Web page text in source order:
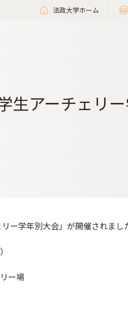
法政大学ホーム
生アーチェリ
ー学年別大会」が開催されまし
ー場